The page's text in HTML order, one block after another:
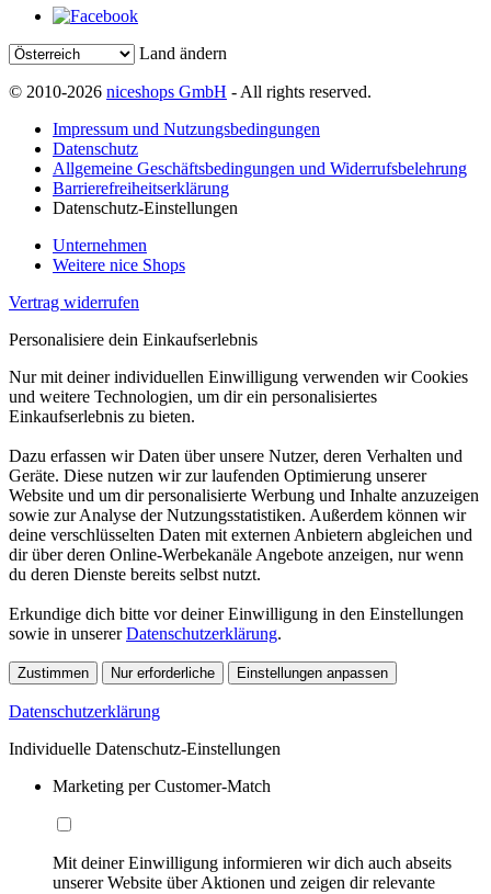
Land ändern
© 2010-2026 niceshops GmbH - All rights reserved.
Impressum und Nutzungsbedingungen
Datenschutz
Allgemeine Geschäftsbedingungen und Widerrufsbelehrung
Barrierefreiheitserklärung
Datenschutz-Einstellungen
Unternehmen
Weitere nice Shops
Vertrag widerrufen
Personalisiere dein Einkaufserlebnis
Nur mit deiner individuellen Einwilligung verwenden wir Cookies
und weitere Technologien, um dir ein personalisiertes
Einkaufserlebnis zu bieten.
Dazu erfassen wir Daten über unsere Nutzer, deren Verhalten und
Geräte. Diese nutzen wir zur laufenden Optimierung unserer
Website und um dir personalisierte Werbung und Inhalte anzuzeigen
sowie zur Analyse der Nutzungsstatistiken. Außerdem können wir
deine verschlüsselten Daten mit externen Anbietern abgleichen und
dir über deren Online-Werbekanäle Angebote anzeigen, nur wenn
du deren Dienste bereits selbst nutzt.
Erkundige dich bitte vor deiner Einwilligung in den Einstellungen
sowie in unsererDatenschutzerklärung.
Zustimmen Nur erforderliche Einstellungen anpassen
Datenschutzerklärung
Individuelle Datenschutz-Einstellungen
Marketing per Customer-Match
Mit deiner Einwilligung informieren wir dich auch abseits
unserer Website über Aktionen und zeigen dir relevante